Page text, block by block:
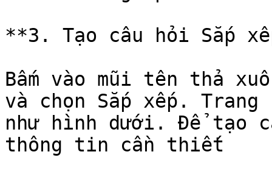
**3. Tạo câu hỏi Sắp
Bấm vào mũi tên thả
và chọn Sắp xếp.
như hình dưới. Để tạo
thông tin cần thiết